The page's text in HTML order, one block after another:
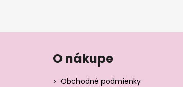
O nákupe
Obchodné podmienky